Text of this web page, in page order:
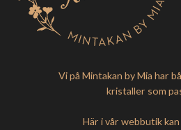
Vi på Mintakan by Mia har
kristaller som
Här i vår webbutik